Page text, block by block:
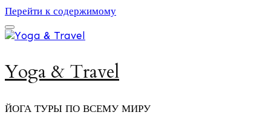
Перейти к содержимому
Yoga & Travel
ЙОГА ТУРЫ ПО ВСЕМУ МИРУ